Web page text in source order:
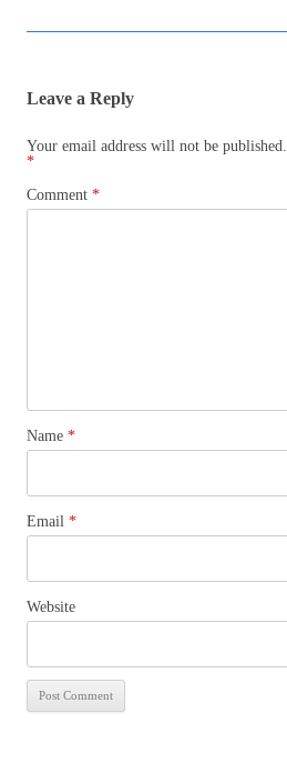
Leave a Reply
Your email address will not be published.
*
Comment *
Name *
Email *
Website